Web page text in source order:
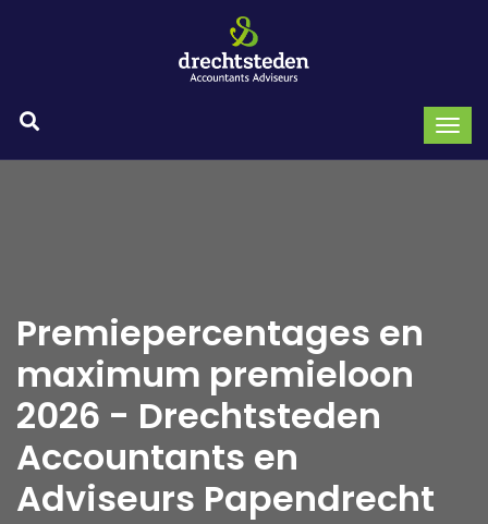
Premiepercentages en
maximum premieloon
2026 - Drechtsteden
Accountants en
Adviseurs Papendrecht